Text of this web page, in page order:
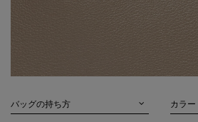
バッグの持ち方 カラー